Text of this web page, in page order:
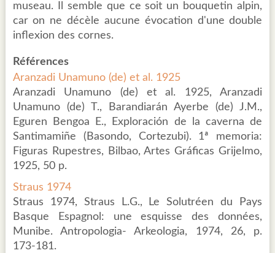
museau. Il semble que ce soit un bouquetin alpin,
car on ne décèle aucune évocation d'une double
inflexion des cornes.
Références
Aranzadi Unamuno (de) et al. 1925
Aranzadi Unamuno (de) et al. 1925, Aranzadi
Unamuno (de) T., Barandiarán Ayerbe (de) J.M.,
Eguren Bengoa E., Exploración de la caverna de
Santimamiñe (Basondo, Cortezubi). 1ª memoria:
Figuras Rupestres, Bilbao, Artes Gráficas Grijelmo,
1925, 50 p.
Straus 1974
Straus 1974, Straus L.G., Le Solutréen du Pays
Basque Espagnol: une esquisse des données,
Munibe. Antropologia- Arkeologia, 1974, 26, p.
173-181.